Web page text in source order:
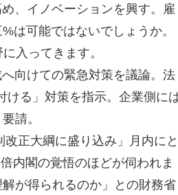
、イノベーションを興す。雇
は可能ではないでしょうか。
入ってきます。
向けての緊急対策を議論。法
ける」対策を指示。企業側に
請。
正大綱に盛り込み」月内にと
内閣の覚悟のほどが伺われま
が得られるのか」との財務省